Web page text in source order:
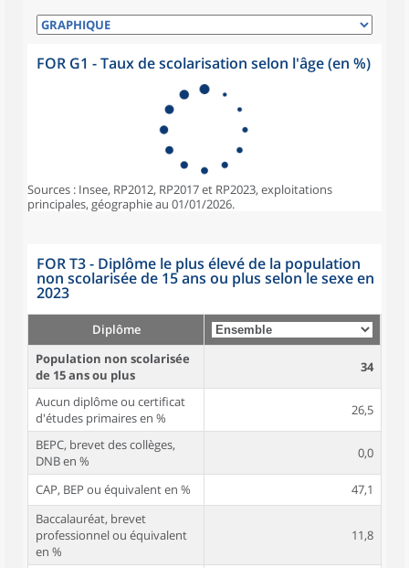
FOR G1 - Taux de scolarisation selon l'âge (en %)
Sources : Insee, RP2012, RP2017 et RP2023, exploitations
principales, géographie au 01/01/2026.
FOR T3 - Diplôme le plus élevé de la population
non scolarisée de 15 ans ou plus selon le sexe en
2023
Diplôme
Population non scolarisée
de 15 ans ou plus
34
Aucun diplôme ou certificat
d'études primaires en %
26,5
BEPC, brevet des collèges,
DNB en %
0,0
CAP, BEP ou équivalent en %
47,1
Baccalauréat, brevet
professionnel ou équivalent
en %
11,8